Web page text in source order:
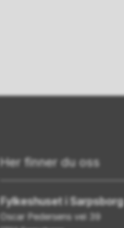
Her finner du oss
Fylkeshuset i Sarpsborg
Oscar Pedersens vei 39